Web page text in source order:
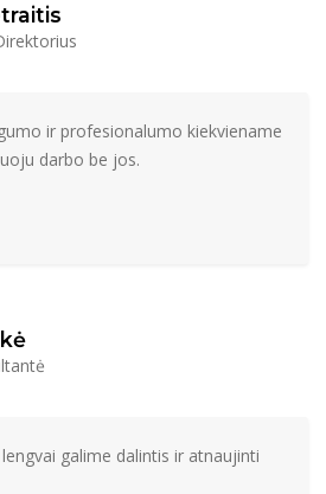
ir profesionalumo kiekviename
darbo be jos.
galime dalintis ir atnaujinti